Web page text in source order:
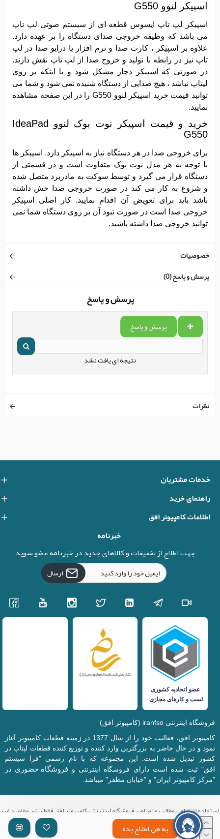
به من اطلاع بده
اسپیکر لنوو G550
اسپیکر لپ تاپ ایسوس قطعه ای از سیستم صوتی لپ تاپ
می باشد که وظیفه خروجی صدای دستگاه را بر عهده دارد.
علاوه بر اسپیکر ، کارت صدا و نرم افزار یا درایو صدا در لپ
تاپ نیز در رابطه با تولید و خروج صدا از لپ تاپ نقش دارند.
در صورتی که اسپیکر دچار مشکل شود و یا اینکه بر روی
لپتاپ نباشد ، هیچ صدایی از دستگاه شنیده نمی شود و شما می
توانید قیمت خرید اسپیکر لنوو G550 را در این صفحه مشاهده
نمایید.
خرید و قیمت اسپیکر نوت بوک لنوو IdeaPad
G550
برای خروجی صدا در هر دستگاه نیاز به اسپیکر دارد. اسپیکر ها
با توجه به هر مدل نوت بوک متفاوت است و در قسمتی از
دستگاه قرار می گیرد و توسط سوکت به مادربرد متصل شده
و شروع به کار می کند در صورت خروجی صدا خش داشته
باشد باید برای تعویض آن اقدام نمایید. کار اصلی اسپیکر
خروجی صدا است در صورت نبود آن بر روی دستگاه شما نمی
توانید خروجی صدا داشته باشید.
خصوصیات
پرسش و پاسخ (0)
پرسش و پاسخ
پرسش و پاسخ
نتیجه ای یافت نشد
نظرات
خدمات مشتریان
راهنمای خرید
اطلاعات کامپیوتر افق
خبرنامه
جهت اطلاع از تخفیفات و کالاهای جدید در خبرنامه عضو شوید
ارسال
فروشگاه اینترنتی iranfso (کامپیوتر افق)
کامپیوتر افق، فعالیت خود را از سال 1377 در زمینه قطعات کامپیوتر آغاز
نمود و در حال حاضر به بزرگترین وارد کننده و توزیع کننده قطعات لپتاپ در
کشور تبدیل شده است. این مجموعه که با نام رسمی "فرا سیستم
افق" ثبت شده است دارای فروشگاه اینترنتی و فروشگاه حضوری در
"مرکز کامپیوتر ایران" و "خیابان مظفر" میباشد.
استفاده از تمامی مطالب و تصاویر فروشگاه اینترنتی کامپیوتر افق فقط برای مقاصد غیر
تجاری با ذکر منبع بلامانع میباشد.